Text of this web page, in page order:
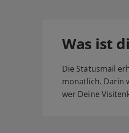
Was ist
Die Statusmail
monatlich. Darin
wer Deine